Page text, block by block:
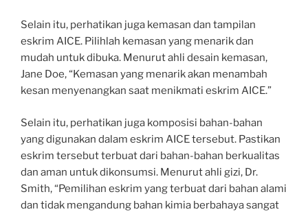
Selain itu, perhatikan juga kemasan dan tampilan
eskrim AICE. Pilihlah kemasan yang menarik dan
mudah untuk dibuka. Menurut ahli desain kemasan,
Jane Doe, “Kemasan yang menarik akan menambah
kesan menyenangkan saat menikmati eskrim AICE.”
Selain itu, perhatikan juga komposisi bahan-bahan
yang digunakan dalam eskrim AICE tersebut. Pastikan
eskrim tersebut terbuat dari bahan-bahan berkualitas
dan aman untuk dikonsumsi. Menurut ahli gizi, Dr.
Smith, “Pemilihan eskrim yang terbuat dari bahan alami
dan tidak mengandung bahan kimia berbahaya sangat